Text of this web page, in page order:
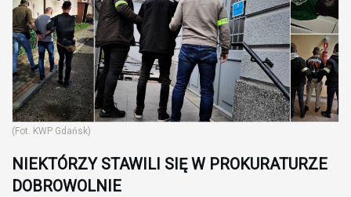
(Fot. KWP Gdańsk)
NIEKTÓRZY STAWILI SIĘ W PROKURATURZE
DOBROWOLNIE